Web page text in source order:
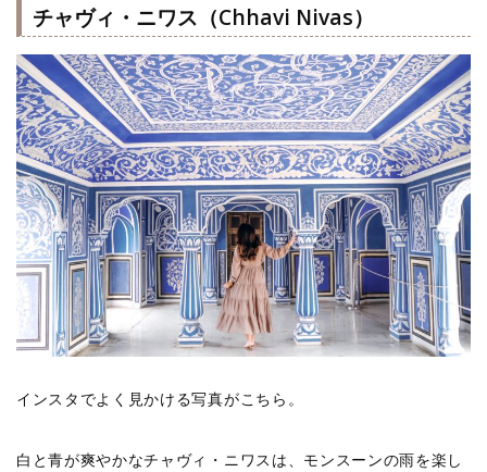
チャヴィ・ニワス（Chhavi Nivas）
インスタでよく見かける写真がこちら。
白と青が爽やかなチャヴィ・ニワスは、モンスーンの雨を楽し